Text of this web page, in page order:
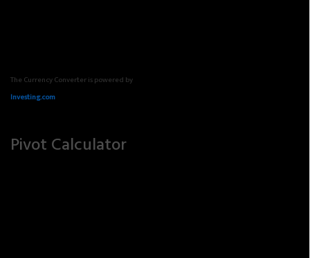
The Currency Converter is powered by
Investing.com
Pivot Calculator